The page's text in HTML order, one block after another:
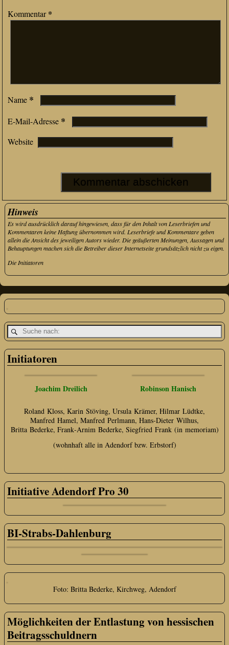
Kommentar*
Name *
E-Mail-Adresse *
Website
Hinweis
Es wird ausdrücklich darauf hingewiesen, dass für den Inhalt von Leserbriefen und
Kommentaren keine Haftung übernommen wird. Leserbriefe und Kommentare geben
allein die Ansicht des jeweiligen Autors wieder. Die geäußerten Meinungen, Aussagen und
Behauptungen machen sich die Betreiber dieser Internetseite grundsätzlich nicht zu eigen.
Die Initiatoren
Initiatoren
Joachim Dreilich Robinson Hanisch
Roland Kloss, Karin Stöving, Ursula Krämer, Hilmar Lüdtke,
Manfred Hamel, Manfred Perlmann, Hans‑Dieter Wilhus,
Britta Bederke, Frank‑Arnim Bederke, Siegfried Frank (in memoriam)
(wohnhaft alle in Adendorf bzw. Erbstorf)
Initiative Adendorf Pro 30
BI-Strabs-Dahlenburg
Foto: Britta Bederke, Kirchweg, Adendorf
Möglichkeiten der Entlastung von hessischen
Beitragsschuldnern